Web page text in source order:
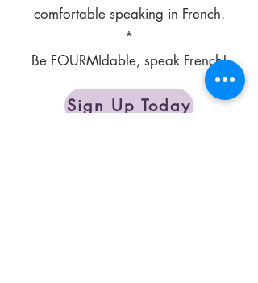
comfortable speaking in French.
*
Be FOURMIdable, speak French!
Sign Up Today